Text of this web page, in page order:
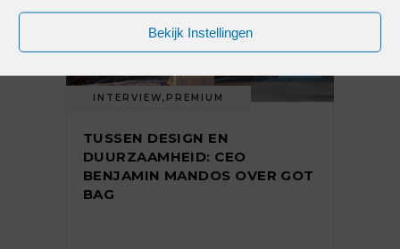
Bekijk Instellingen
INTERVIEW, PREMIUM
TUSSEN DESIGN EN
DUURZAAMHEID: CEO
BENJAMIN MANDOS OVER GOT
BAG